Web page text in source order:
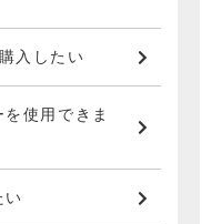
入したい
使用できま
い